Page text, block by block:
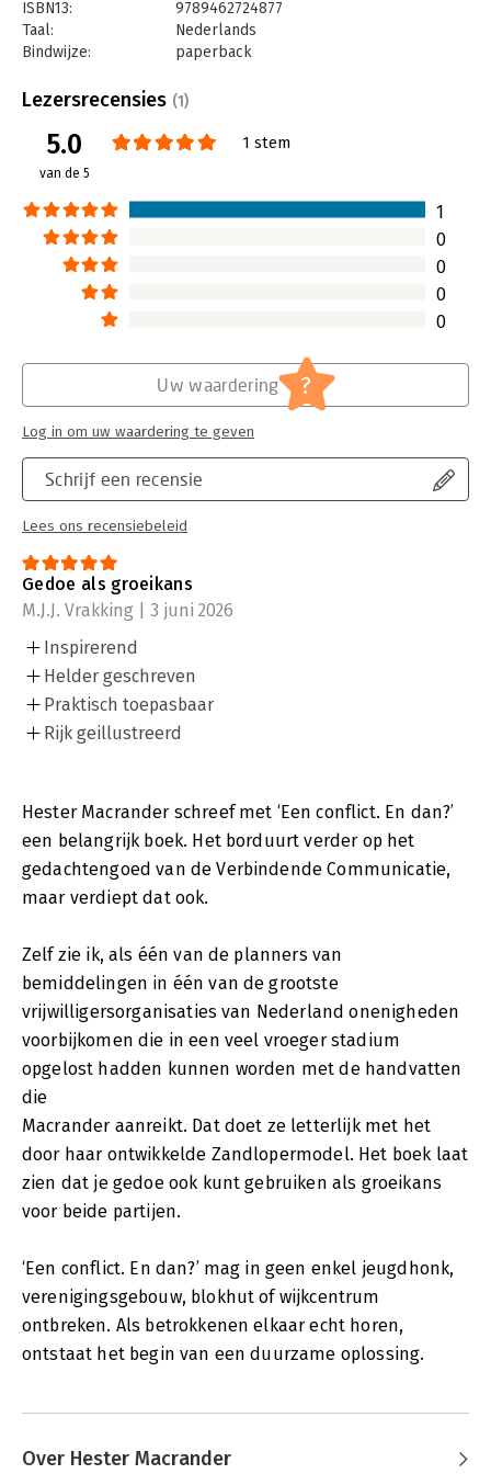
ISBN13:
9789462724877
Taal:
Nederlands
Bindwijze:
paperback
Uitgever:
Uitgeverij Thema
Verschijningsdatum:
22-5-2026
Hoofdrubriek:
Lezersrecensies (1)
5.0
van de 5
1 stem
1
0
0
0
0
Schrijf een recensie
Lees ons recensiebeleid
Uw waardering ?
Log in om uw waardering te geven
Gedoe als groeikans
M.J.J. Vrakking | 3 juni 2026
Inspirerend
Helder geschreven
Praktisch toepasbaar
Rijk geillustreerd
Hester Macrander schreef met ‘Een conflict. En dan?’
een belangrijk boek. Het borduurt verder op het
gedachtengoed van de Verbindende Communicatie,
maar verdiept dat ook.
Zelf zie ik, als één van de planners van
bemiddelingen in één van de grootste
vrijwilligersorganisaties van Nederland onenigheden
voorbijkomen die in een veel vroeger stadium
opgelost hadden kunnen worden met de handvatten
die
Macrander aanreikt. Dat doet ze letterlijk met het
door haar ontwikkelde Zandlopermodel. Het boek laat
zien dat je gedoe ook kunt gebruiken als groeikans
voor beide partijen.
‘Een conflict. En dan?’ mag in geen enkel jeugdhonk,
verenigingsgebouw, blokhut of wijkcentrum
ontbreken. Als betrokkenen elkaar echt horen,
ontstaat het begin van een duurzame oplossing.
Over Hester Macrander